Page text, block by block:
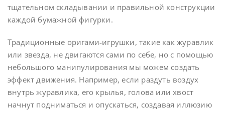
тщательном складывании и правильной конструкции
каждой бумажной фигурки.
Традиционные оригами-игрушки, такие как журавлик
или звезда, не двигаются сами по себе, но с помощью
небольшого манипулирования мы можем создать
эффект движения. Например, если раздуть воздух
внутрь журавлика, его крылья, голова или хвост
начнут подниматься и опускаться, создавая иллюзию